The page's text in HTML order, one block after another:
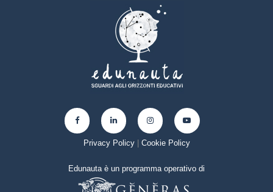
Privacy Policy| Cookie Policy
Edunauta è un programma operativo di